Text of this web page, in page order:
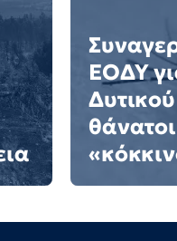
ΕΟΔΥ